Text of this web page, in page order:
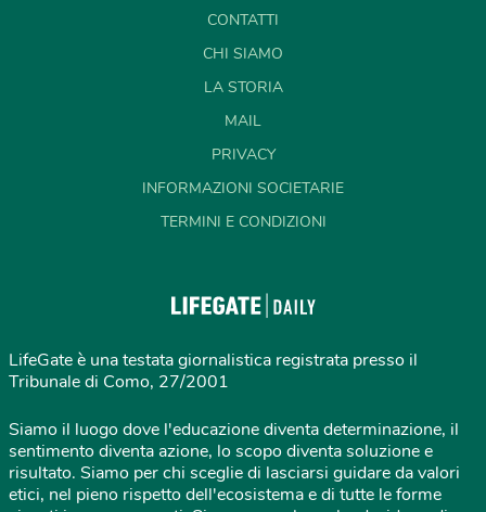
CONTATTI
CHI SIAMO
LA STORIA
MAIL
PRIVACY
INFORMAZIONI SOCIETARIE
TERMINI E CONDIZIONI
LifeGate è una testata giornalistica registrata presso il
Tribunale di Como, 27/2001
Siamo il luogo dove l'educazione diventa determinazione, il
sentimento diventa azione, lo scopo diventa soluzione e
risultato. Siamo per chi sceglie di lasciarsi guidare da valori
etici, nel pieno rispetto dell'ecosistema e di tutte le forme